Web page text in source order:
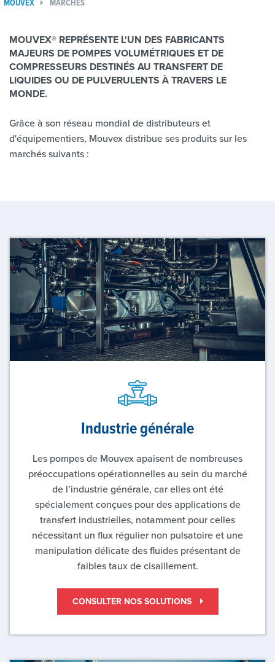
MOUVEX MARCHÉS
MOUVEX® REPRÉSENTE L'UN DES FABRICANTS
MAJEURS DE POMPES VOLUMÉTRIQUES ET DE
COMPRESSEURS DESTINÉS AU TRANSFERT DE
LIQUIDES OU DE PULVERULENTS À TRAVERS LE
MONDE.
Grâce à son réseau mondial de distributeurs et
d'équipementiers, Mouvex distribue ses produits sur les
marchés suivants :
Industrie générale
Les pompes de Mouvex apaisent de nombreuses
préoccupations opérationnelles au sein du marché
de l’industrie générale, car elles ont été
spécialement conçues pour des applications de
transfert industrielles, notamment pour celles
nécessitant un flux régulier non pulsatoire et une
manipulation délicate des fluides présentant de
faibles taux de cisaillement.
CONSULTER NOS SOLUTIONS